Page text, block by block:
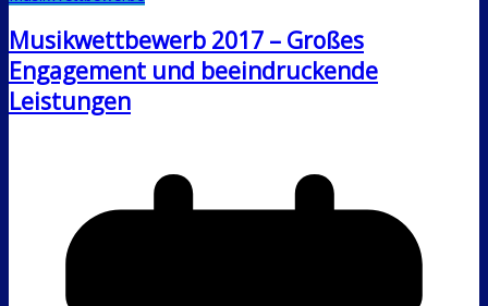
Musikwettbewerb 2017 – Großes
Engagement und beeindruckende
Leistungen